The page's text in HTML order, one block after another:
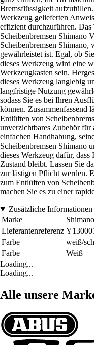
Bremsflüssigkeit
Werkzeug gelieferten
effizient durchzuführen.
Scheibenbremsen Shimano
Scheibenbremsen
gewährleistet ist. Egal, ob
dieses Werkzeug wird eine
Werkzeugkasten sein.
dieses Werkzeug langlebig
langfristige Nutzung
sodass Sie es bei Ihren
können. Zusammenfassend
Entlüften von
unverzichtbares Zubehör
einfachen Handhabung,
Scheibenbremsen Shimano
dieses Werkzeug dafür,
Zustand bleibt. Lassen Sie
zur lästigen Pflicht werden.
zum Entlüften von
machen Sie es zu einer
Zusätzliche Informationen
Marke
Shimano
Lieferantenreferenz
Farbe
weiß/
Farbe
Weiß
Loading...
Loading...
Alle unsere